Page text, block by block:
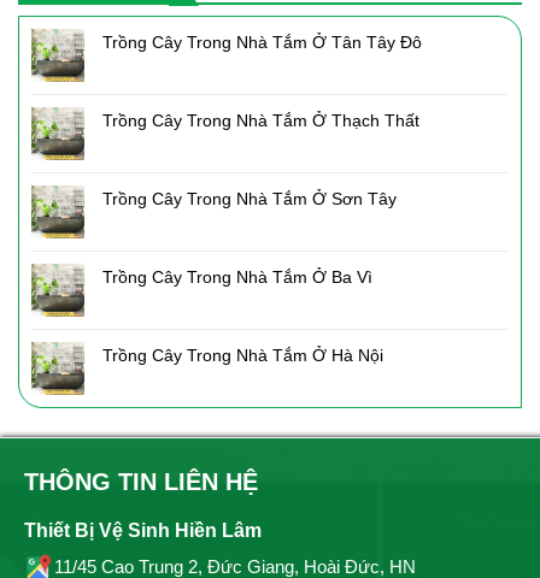
Trồng Cây Trong Nhà Tắm Ở Tân Tây Đô
Trồng Cây Trong Nhà Tắm Ở Thạch Thất
Trồng Cây Trong Nhà Tắm Ở Sơn Tây
Trồng Cây Trong Nhà Tắm Ở Ba Vì
Trồng Cây Trong Nhà Tắm Ở Hà Nội
THÔNG TIN LIÊN HỆ
Thiết Bị Vệ Sinh Hiền Lâm
11/45 Cao Trung 2, Đức Giang, Hoài Đức, HN